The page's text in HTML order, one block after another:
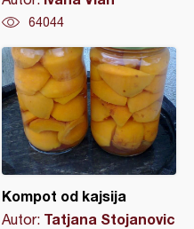
64044
Kompot od kajsija
Autor: Tatjana Stojanovic